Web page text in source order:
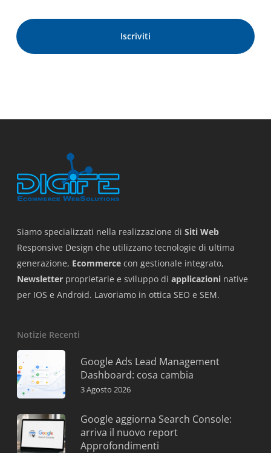
Siamo specializzati nella realizzazione di Siti Web
Responsive Design che utilizzano tecnologie di ultima
generazione, Ecommerce con gestionale integrato,
Newsletter proprietarie e sviluppo di applicazioni native
per IOS e Android. Lavoriamo in ottica SEO e SEM.
Notizie Recenti
Google Ads Lead Management
Dashboard: cosa cambia
3 Agosto 2026
Google aggiorna Search Console:
arriva il nuovo report
Approfondimenti